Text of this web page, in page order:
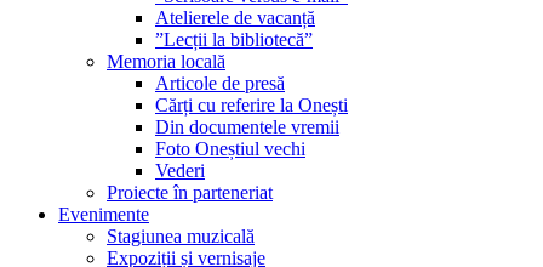
Atelierele de vacanță
”Lecții la bibliotecă”
Memoria locală
Articole de presă
Cărți cu referire la Onești
Din documentele vremii
Foto Oneștiul vechi
Vederi
Proiecte în parteneriat
Evenimente
Stagiunea muzicală
Expoziții și vernisaje